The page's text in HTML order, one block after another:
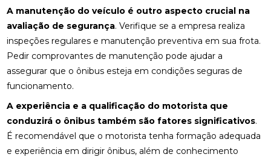
A manutenção do veículo é outro aspecto crucial na
avaliação de segurança. Verifique se a empresa realiza
inspeções regulares e manutenção preventiva em sua frota.
Pedir comprovantes de manutenção pode ajudar a
assegurar que o ônibus esteja em condições seguras de
funcionamento.
A experiência e a qualificação do motorista que
conduzirá o ônibus também são fatores significativos.
É recomendável que o motorista tenha formação adequada
e experiência em dirigir ônibus, além de conhecimento